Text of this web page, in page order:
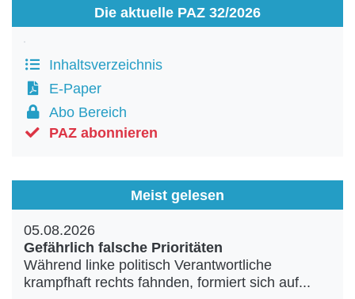
Die aktuelle PAZ 32/2026
Inhaltsverzeichnis
E-Paper
Abo Bereich
PAZ abonnieren
Meist gelesen
05.08.2026
Gefährlich falsche Prioritäten
Während linke politisch Verantwortliche
krampfhaft rechts fahnden, formiert sich auf...